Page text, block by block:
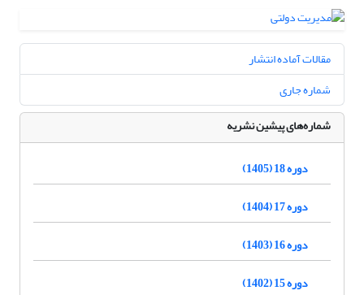
مقالات آماده انتشار
شماره جاری
شماره‌های پیشین نشریه
دوره 18 (1405)
دوره 17 (1404)
دوره 16 (1403)
دوره 15 (1402)